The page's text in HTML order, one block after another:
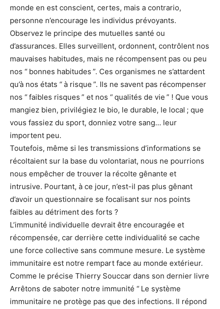
monde en est conscient, certes, mais a contrario,
personne n’encourage les individus prévoyants.
Observez le principe des mutuelles santé ou
d’assurances. Elles surveillent, ordonnent, contrôlent nos
mauvaises habitudes, mais ne récompensent pas ou peu
nos “ bonnes habitudes ”. Ces organismes ne s’attardent
qu’à nos états “ à risque ”. Ils ne savent pas récompenser
nos “ faibles risques ” et nos “ qualités de vie ” ! Que vous
mangiez bien, privilégiez le bio, le durable, le local ; que
vous fassiez du sport, donniez votre sang… leur
importent peu.
Toutefois, même si les transmissions d’informations se
récoltaient sur la base du volontariat, nous ne pourrions
nous empêcher de trouver la récolte gênante et
intrusive. Pourtant, à ce jour, n’est-il pas plus gênant
d’avoir un questionnaire se focalisant sur nos points
faibles au détriment des forts ?
L’immunité individuelle devrait être encouragée et
récompensée, car derrière cette individualité se cache
une force collective sans commune mesure. Le système
immunitaire est notre rempart face au monde extérieur.
Comme le précise Thierry Souccar dans son dernier livre
Arrêtons de saboter notre immunité “ Le système
immunitaire ne protège pas que des infections. Il répond